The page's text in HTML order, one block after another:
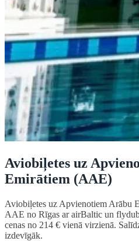
Aviobiļetes uz
Emirātiem (AAE)
Aviobiļetes uz Apvienotiem Arābu
AAE no Rīgas ar airBaltic un
cenas no 214 € vienā virzienā.
izdevīgāk.